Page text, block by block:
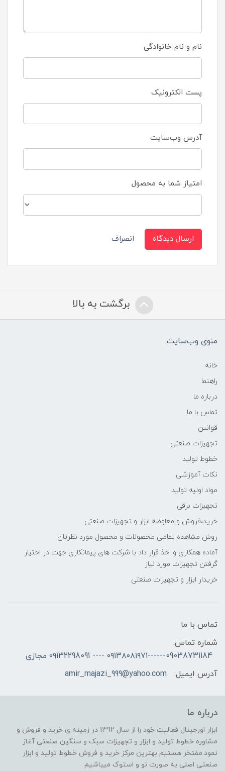
نام و نام خانوادگی
پست الکترونیک
آدرس وب‌سایت
امتیاز شما به محصول
ارسال دیدگاه انصراف
برگشت به بالا
منوی وب‌سایت
خانه
راهنما
درباره ما
تماس با ما
قوانین
تجهیزات صنعتی
خطوط تولید
نکات آموزشی
مواد اولیه تولید
تجهیزات برقی
خرید،فروش و معاوضه ابزار و تجهیزات صنعتی
روش مشاهده تمامی محصولات و محصول مورد نظرتان
آماده همکاری و اخذ قرار داد با شرکت های پیمانکاری جهت در اختیار
گرفتن تجهیزات مورد نیاز
خریدار ابزار و تجهیزات صنعتی
تماس با ما
شماره تماس:
09038731184------۰۹۱۳۸۰۸۱۹۷۱ ---- ۰۹132298091 مجازی
آدرس ایمیل:
amir_majazi_999@yahoo.com
درباره ما
ابزار اورجینال فعالیت خود را از سال 1392 در زمینه ی خرید و فروش و
مشاوره خطوط تولید و ابزار و تجهیزات سبک و سنگین صنعتی آغاز
نمود.مفتخر هستیم بهترین مرکز خرید و فروش خطوط تولید و ابزار
صنعتی اصلی به صورت نو و استوک میباشیم